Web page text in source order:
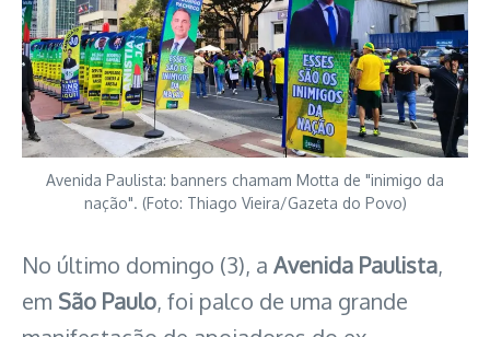
Avenida Paulista: banners chamam Motta de "inimigo da
nação". (Foto: Thiago Vieira/Gazeta do Povo)
No último domingo (3), a Avenida Paulista,
em São Paulo, foi palco de uma grande